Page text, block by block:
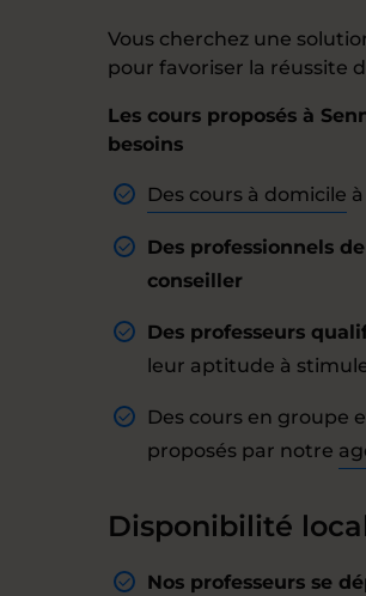
Vous cherchez une
pour favoriser la réussite
Les cours proposés à
besoins
Des cours à domicile
Des professionnels
conseiller
Des professeurs
leur aptitude à
Des cours en groupe
proposés par notre
Disponibilité
Nos professeurs se